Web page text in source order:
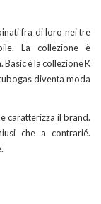
fra di loro nei tre
La collezione è
è la collezione K
diventa moda
caratterizza il brand.
che a contrarié.